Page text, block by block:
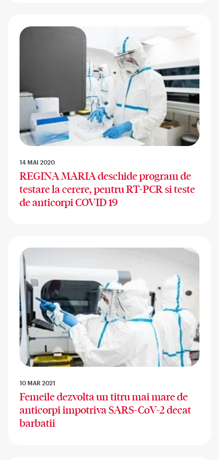
14 MAI 2020
REGINA MARIA deschide program de
testare la cerere, pentru RT-PCR si teste
de anticorpi COVID 19
10 MAR 2021
Femeile dezvolta un titru mai mare de
anticorpi impotriva SARS-CoV-2 decat
barbatii